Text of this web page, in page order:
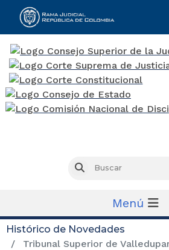
Buscar
Menú
Histórico de Novedades
Tribunal Superior de